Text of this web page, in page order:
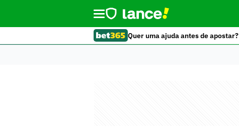
Quer uma ajuda antes de apostar?